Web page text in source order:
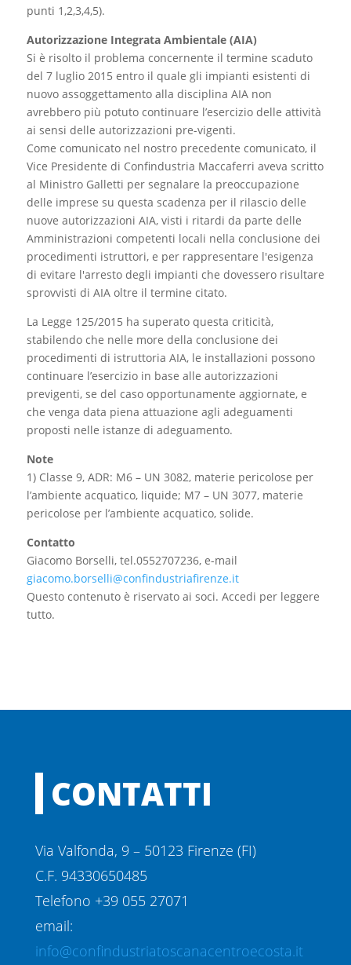
punti 1,2,3,4,5).
Autorizzazione Integrata Ambientale (AIA)
Si è risolto il problema concernente il termine scaduto
del 7 luglio 2015 entro il quale gli impianti esistenti di
nuovo assoggettamento alla disciplina AIA non
avrebbero più potuto continuare l’esercizio delle attività
ai sensi delle autorizzazioni pre-vigenti.
Come comunicato nel nostro precedente comunicato, il
Vice Presidente di Confindustria Maccaferri aveva scritto
al Ministro Galletti per segnalare la preoccupazione
delle imprese su questa scadenza per il rilascio delle
nuove autorizzazioni AIA, visti i ritardi da parte delle
Amministrazioni competenti locali nella conclusione dei
procedimenti istruttori, e per rappresentare l'esigenza
di evitare l'arresto degli impianti che dovessero risultare
sprovvisti di AIA oltre il termine citato.
La Legge 125/2015 ha superato questa criticità,
stabilendo che nelle more della conclusione dei
procedimenti di istruttoria AIA, le installazioni possono
continuare l’esercizio in base alle autorizzazioni
previgenti, se del caso opportunamente aggiornate, e
che venga data piena attuazione agli adeguamenti
proposti nelle istanze di adeguamento.
Note
1) Classe 9, ADR: M6 – UN 3082, materie pericolose per
l’ambiente acquatico, liquide; M7 – UN 3077, materie
pericolose per l’ambiente acquatico, solide.
Contatto
Giacomo Borselli, tel.0552707236, e-mail
giacomo.borselli@confindustriafirenze.it
Questo contenuto è riservato ai soci. Accedi per leggere
tutto.
CONTATTI
Via Valfonda, 9 – 50123 Firenze (FI)
C.F. 94330650485
Telefono +39 055 27071
email:
info@confindustriatoscanacentroecosta.it